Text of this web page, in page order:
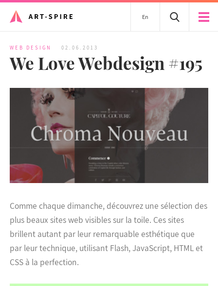
En
WEB DESIGN 02.06.2013
We Love Webdesign #195
Comme chaque dimanche, découvrez une sélection des
plus beaux sites web visibles sur la toile. Ces sites
brillent autant par leur remarquable esthétique que
par leur technique, utilisant Flash, JavaScript, HTML et
CSS à la perfection.